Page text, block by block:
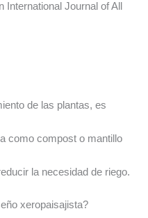
International Journal of All
de las plantas, es
como compost o mantillo
la necesidad de riego.
xeropaisajista?